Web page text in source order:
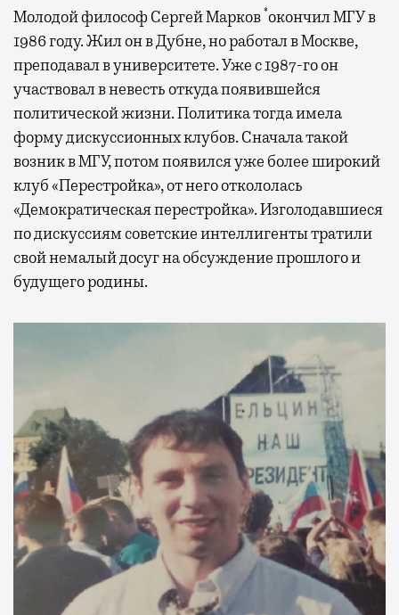
Молодой философ Сергей Марков*окончил МГУ в
1986 году. Жил он в Дубне, но работал в Москве,
преподавал в университете. Уже с 1987-го он
участвовал в невесть откуда появившейся
политической жизни. Политика тогда имела
форму дискуссионных клубов. Сначала такой
возник в МГУ, потом появился уже более широкий
клуб «Перестройка», от него откололась
«Демократическая перестройка». Изголодавшиеся
по дискуссиям советские интеллигенты тратили
свой немалый досуг на обсуждение прошлого и
будущего родины.